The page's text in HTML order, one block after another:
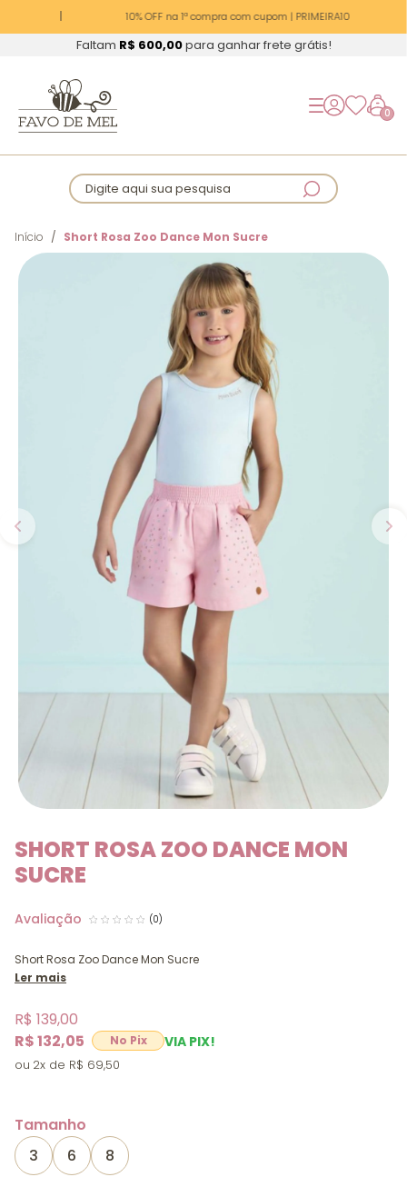
10% OFF na 1ª compra com cupom | PRIMEIRA10
Faltam R$ 600,00para ganhar frete grátis!
0
Digite aqui sua pesquisa
Início Short Rosa Zoo Dance Mon Sucre
SHORT ROSA ZOO DANCE MON
SUCRE
(0)
Short Rosa Zoo Dance Mon Sucre
Ler mais
R$ 132,05 VIA PIX!
R$ 139,00
2x R$ 69,50
Tamanho
3
6 8